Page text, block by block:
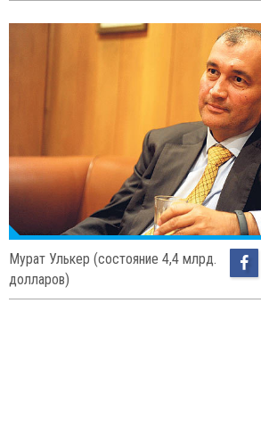
Мурат Улькер (состояние 4,4 млрд.
долларов)